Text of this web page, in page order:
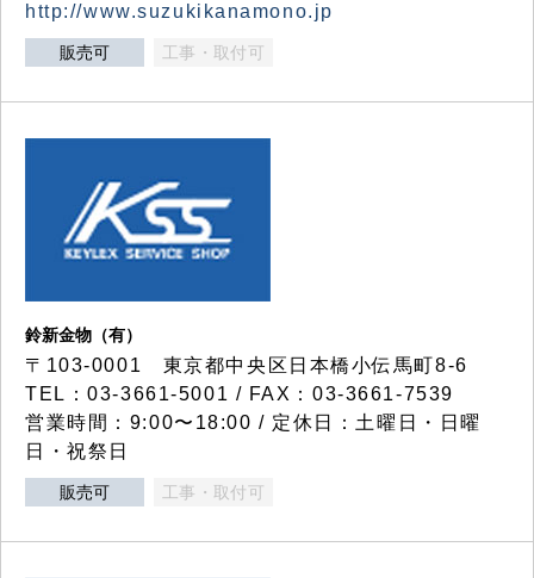
http://www.suzukikanamono.jp
販売可 工事・取付可
鈴新金物（有）
〒103-0001 東京都中央区日本橋小伝馬町8-6
TEL：03-3661-5001 / FAX：03-3661-7539
営業時間：9:00〜18:00 / 定休日：土曜日・日曜
日・祝祭日
販売可 工事・取付可